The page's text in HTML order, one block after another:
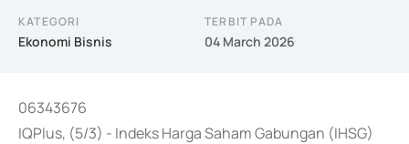
KATEGORI
Ekonomi Bisnis
TERBIT PADA
04 March 2026
06343676
IQPlus, (5/3) - Indeks Harga Saham Gabungan (IHSG)